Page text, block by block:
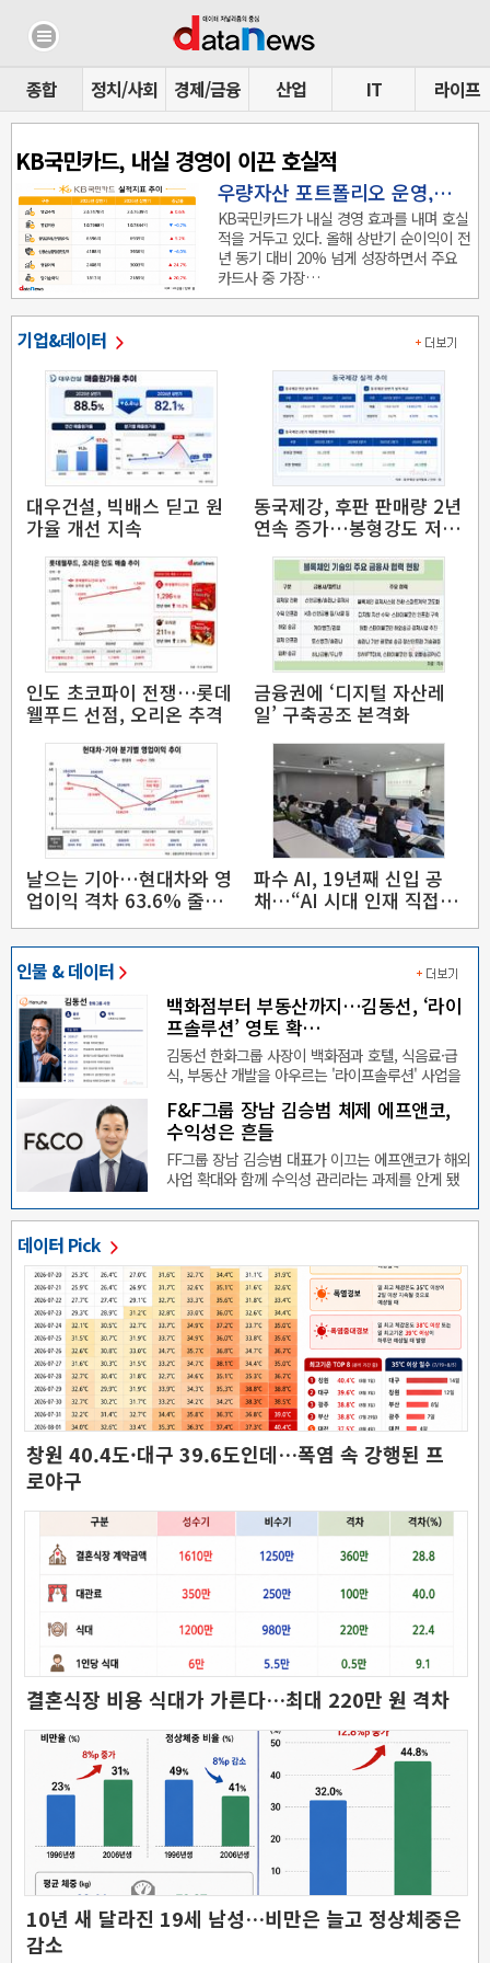
종합 정치/사회 경제/금융 산업 IT 라이프
KB국민카드, 내실 경영이 이끈 호실적
우량자산 포트폴리오 운영,…
KB국민카드가 내실 경영 효과를 내며 호실
적을 거두고 있다. 올해 상반기 순이익이 전
년 동기 대비 20% 넘게 성장하면서 주요
카드사 중 가장…
기업&데이터
대우건설, 빅배스 딛고 원
가율 개선 지속
동국제강, 후판 판매량 2년
연속 증가…봉형강도 저점
탈출
인도 초코파이 전쟁…롯데
웰푸드 선점, 오리온 추격
금융권에 ‘디지털 자산레
일’ 구축공조 본격화
날으는 기아…현대차와 영
업이익 격차 63.6% 줄였
다
파수 AI, 19년째 신입 공
채…“AI 시대 인재 직접 키
운다”
인물 & 데이터
백화점부터 부동산까지…김동선, ‘라이
프솔루션’ 영토 확…
김동선 한화그룹 사장이 백화점과 호텔, 식음료·급
식, 부동산 개발을 아우르는 '라이프솔루션' 사업을
F&F그룹 장남 김승범 체제 에프앤코,
수익성은 흔들
FF그룹 장남 김승범 대표가 이끄는 에프앤코가 해외
사업 확대와 함께 수익성 관리라는 과제를 안게 됐
데이터 Pick
창원 40.4도·대구 39.6도인데…폭염 속 강행된 프
로야구
결혼식장 비용 식대가 가른다…최대 220만 원 격차
10년 새 달라진 19세 남성…비만은 늘고 정상체중은
감소